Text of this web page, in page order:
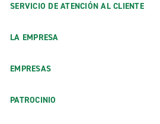
SERVICIO DE ATENCIÓN AL CLIENTE
LA EMPRESA
EMPRESAS
PATROCINIO